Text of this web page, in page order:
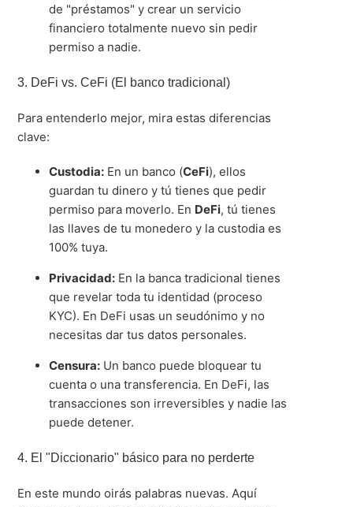
de "préstamos" y crear un servicio
financiero totalmente nuevo sin pedir
permiso a nadie.
3. DeFi vs. CeFi (El banco tradicional)
Para entenderlo mejor, mira estas diferencias
clave:
Custodia: En un banco (CeFi), ellos
guardan tu dinero y tú tienes que pedir
permiso para moverlo. En DeFi, tú tienes
las llaves de tu monedero y la custodia es
100% tuya.
Privacidad: En la banca tradicional tienes
que revelar toda tu identidad (proceso
KYC). En DeFi usas un seudónimo y no
necesitas dar tus datos personales.
Censura: Un banco puede bloquear tu
cuenta o una transferencia. En DeFi, las
transacciones son irreversibles y nadie las
puede detener.
4. El "Diccionario" básico para no perderte
En este mundo oirás palabras nuevas. Aquí